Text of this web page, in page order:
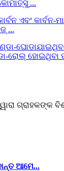
...
...
ରୋଲ୍ ହୋଇଥିବା
ଗ୍ରାହକଙ୍କ
ଆମେ...